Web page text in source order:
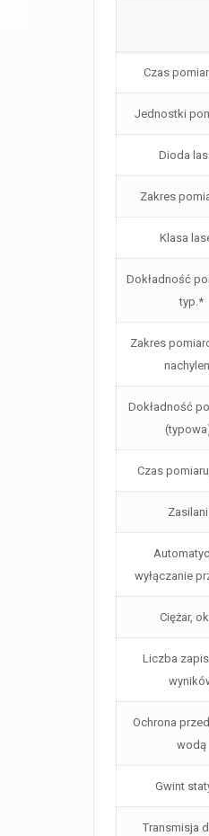
Czas
Jednostki
Dioda
Zakres
Klasa
Dokładność
typ.*
Zakres
Dokładność
Czas
wyłączanie
Ciężar,
Liczba
Ochrona
wodą
Gwint
Transmisja